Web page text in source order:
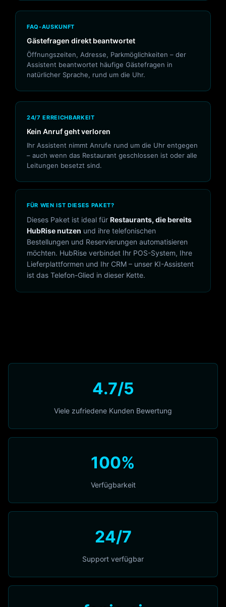
FAQ-AUSKUNFT
Gästefragen direkt beantwortet
Öffnungszeiten, Adresse, Parkmöglichkeiten – der
Assistent beantwortet häufige Gästefragen in
natürlicher Sprache, rund um die Uhr.
24/7 ERREICHBARKEIT
Kein Anruf geht verloren
Ihr Assistent nimmt Anrufe rund um die Uhr entgegen
– auch wenn das Restaurant geschlossen ist oder alle
Leitungen besetzt sind.
FÜR WEN IST DIESES PAKET?
Dieses Paket ist ideal für Restaurants, die bereits
HubRise nutzen und ihre telefonischen
Bestellungen und Reservierungen automatisieren
möchten. HubRise verbindet Ihr POS-System, Ihre
Lieferplattformen und Ihr CRM – unser KI-Assistent
ist das Telefon-Glied in dieser Kette.
4.7/5
Viele zufriedene Kunden Bewertung
100%
Verfügbarkeit
24/7
Support verfügbar